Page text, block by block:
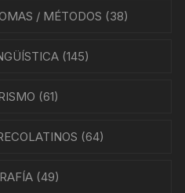
/ MÉTODOS (38)
(145)
(61)
(64)
(49)